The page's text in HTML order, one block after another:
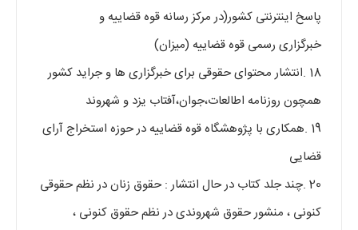
پاسخ اینترنتی کشور(در مرکز رسانه قوه قضاییه و
خبرگزاری رسمی قوه قضاییه (میزان)
18 .انتشار محتوای حقوقی برای خبرگزاری ها و جراید کشور
همچون روزنامه اطالعات،جوان،آفتاب یزد و شهروند
19 .همکاری با پژوهشگاه قوه قضاییه در حوزه استخراج آرای
قضایی
20 .چند جلد کتاب در حال انتشار : حقوق زنان در نظم حقوقی
کنونی ، منشور حقوق شهروندی در نظم حقوق کنونی ،